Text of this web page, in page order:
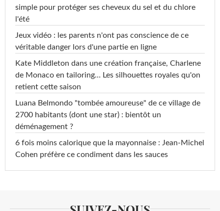
simple pour protéger ses cheveux du sel et du chlore
l'été
Jeux vidéo : les parents n'ont pas conscience de ce
véritable danger lors d'une partie en ligne
Kate Middleton dans une création française, Charlene
de Monaco en tailoring… Les silhouettes royales qu'on
retient cette saison
Luana Belmondo "tombée amoureuse" de ce village de
2700 habitants (dont une star) : bientôt un
déménagement ?
6 fois moins calorique que la mayonnaise : Jean-Michel
Cohen préfère ce condiment dans les sauces